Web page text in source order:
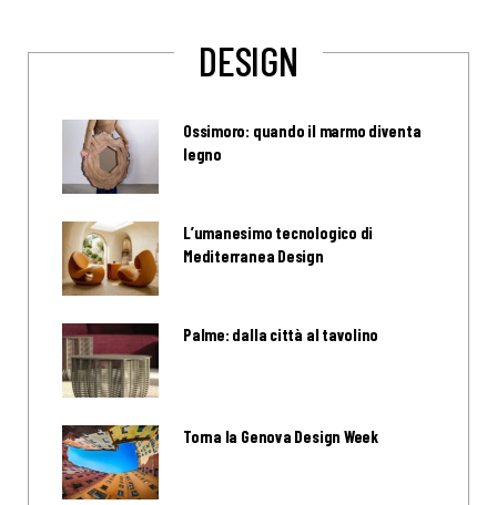
DESIGN
Ossimoro: quando il marmo diventa
legno
L’umanesimo tecnologico di
Mediterranea Design
Palme: dalla città al tavolino
Torna la Genova Design Week